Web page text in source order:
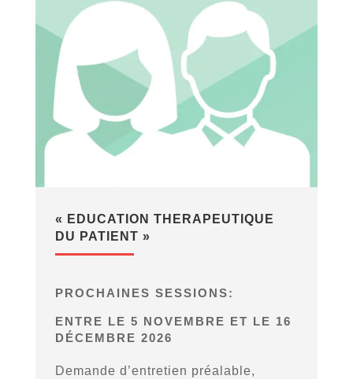
« EDUCATION THERAPEUTIQUE
DU PATIENT »
PROCHAINES SESSIONS:
ENTRE LE 5 NOVEMBRE ET LE 16
DÉCEMBRE 2026
Demande d’entretien préalable,